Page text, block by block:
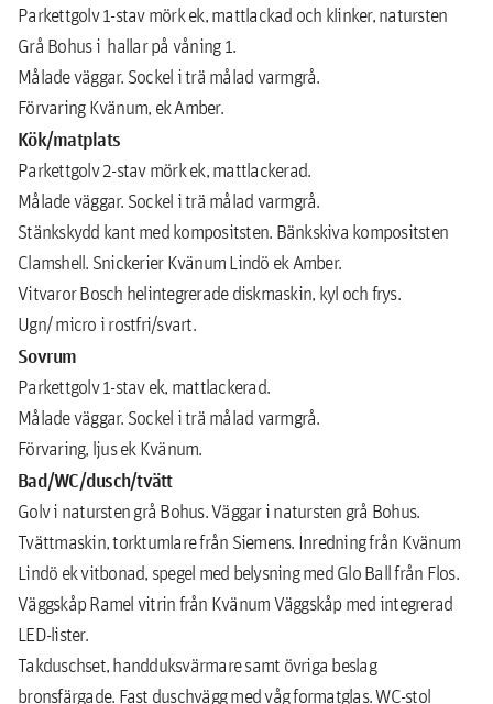
Parkettgolv 1-stav mörk ek, mattlackad och klinker, natursten
Grå Bohus i hallar på våning 1.
Målade väggar. Sockel i trä målad varmgrå.
Förvaring Kvänum, ek Amber.
Kök/matplats
Parkettgolv 2-stav mörk ek, mattlackerad.
Målade väggar. Sockel i trä målad varmgrå.
Stänkskydd kant med kompositsten. Bänkskiva kompositsten
Clamshell. Snickerier Kvänum Lindö ek Amber.
Vitvaror Bosch helintegrerade diskmaskin, kyl och frys.
Ugn/ micro i rostfri/svart.
Sovrum
Parkettgolv 1-stav ek, mattlackerad.
Målade väggar. Sockel i trä målad varmgrå.
Förvaring, ljus ek Kvänum.
Bad/WC/dusch/tvätt
Golv i natursten grå Bohus. Väggar i natursten grå Bohus.
Tvättmaskin, torktumlare från Siemens. Inredning från Kvänum
Lindö ek vitbonad, spegel med belysning med Glo Ball från Flos.
Väggskåp Ramel vitrin från Kvänum Väggskåp med integrerad
LED-lister.
Takduschset, handduksvärmare samt övriga beslag
bronsfärgade. Fast duschvägg med våg formatglas. WC-stol